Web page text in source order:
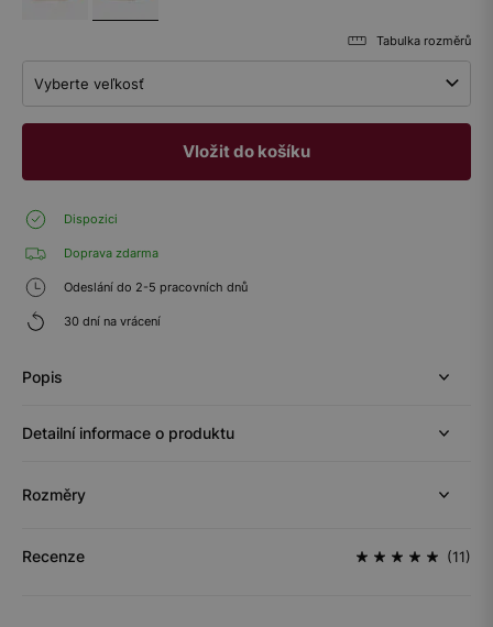
Tabulka rozměrů
Vyberte veľkosť
Vložit do košíku
Dispozici
Doprava zdarma
Odeslání do 2-5 pracovních dnů
30 dní na vrácení
Popis
Detailní informace o produktu
Rozměry
Recenze (11)